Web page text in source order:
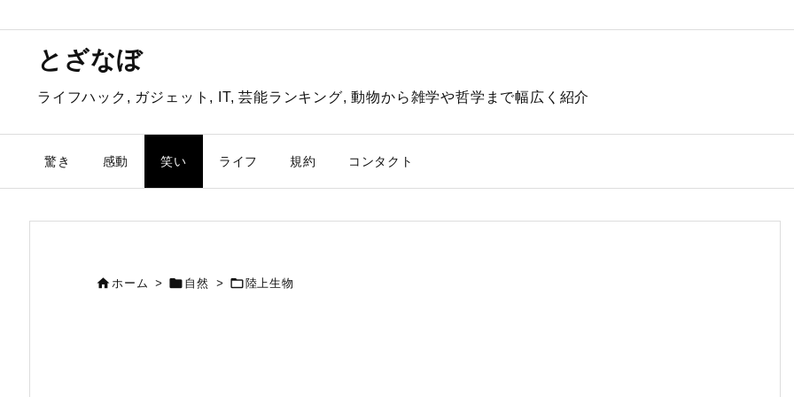
とざなぼ
ライフハック, ガジェット, IT, 芸能ランキング, 動物から雑学や哲学まで幅広く紹介
驚き 感動 笑い ライフ 規約 コンタクト
ホーム >  自然 >  陸上生物